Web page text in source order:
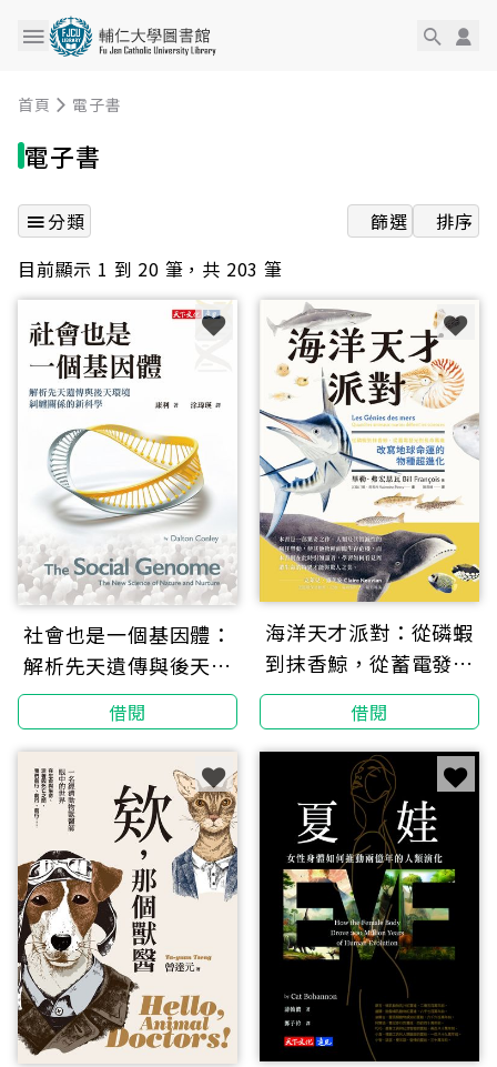
首頁 電子書
電子書
分類 篩選
排序
目前顯示 1 到 20 筆，共 203 筆
社會也是一個基因體：
解析先天遺傳與後天環
境糾纏關係的新科學
借閱
海洋天才派對：從磷蝦
到抹香鯨，從蓄電發光
到長命萬歲，改寫地球
命運的物種超進化【科
學界與文壇雙棲天才領
航，探索生命極限的奇
妙旅程】
借閱